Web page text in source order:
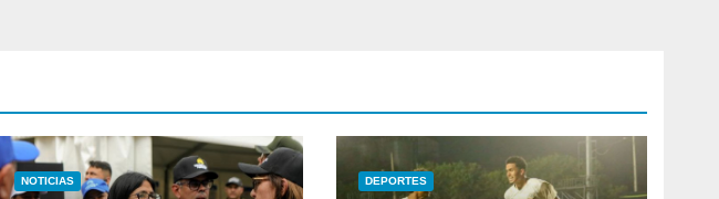
NOTICIAS DEPORTES